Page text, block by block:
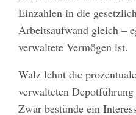
Einzahlen in die
Arbeitsaufwand gleich –
verwaltete Vermögen ist.
Walz lehnt die
verwalteten
Zwar bestünde ein